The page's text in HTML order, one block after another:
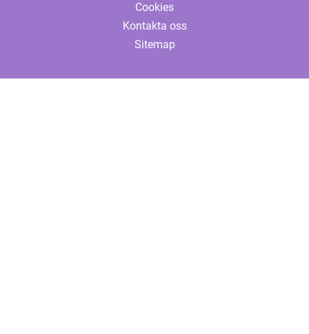
Cookies
Kontakta oss
Sitemap